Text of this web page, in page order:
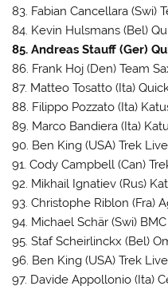
83. Fabian Cancellara (Swi)
84. Kevin Hulsmans (Bel)
85. Andreas Stauff (Ger)
86. Frank Hoj (Den) Team
87. Matteo Tosatto (Ita)
88. Filippo Pozzato (Ita)
89. Marco Bandiera (Ita)
90. Ben King (USA) Trek
91. Cody Campbell (Can)
92. Mikhail Ignatiev (Rus)
93. Christophe Riblon (Fra)
94. Michael Schär (Swi)
95. Staf Scheirlinckx (Bel)
96. Ben King (USA) Trek
97. Davide Appollonio (Ita)